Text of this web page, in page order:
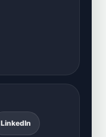
LinkedIn